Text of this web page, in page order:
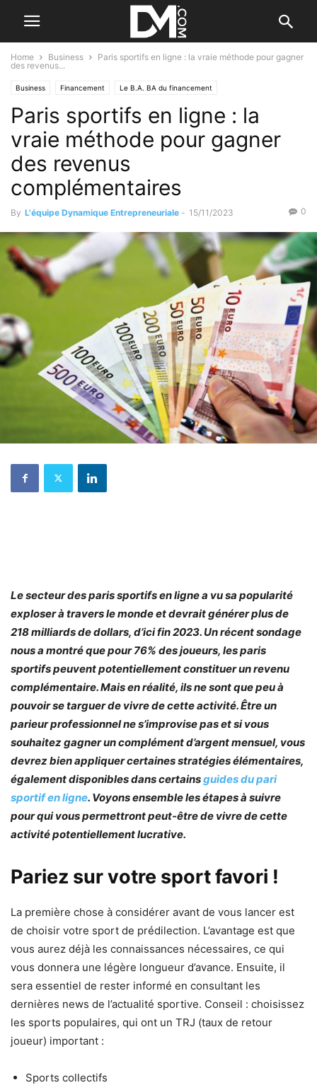
Home Business
Paris sportifs en ligne : la vraie méthode pour gagner
des revenus...
Business Financement Le B.A. BA du financement
Les plateformes de financement
Paris sportifs en ligne : la
vraie méthode pour gagner
des revenus
complémentaires
By L'équipe Dynamique Entrepreneuriale - 15/11/2023 0
Le secteur des paris sportifs en ligne a vu sa popularité
exploser à travers le monde et devrait générer plus de
218 milliards de dollars, d’ici fin 2023. Un récent sondage
nous a montré que pour 76% des joueurs, les paris
sportifs peuvent potentiellement constituer un revenu
complémentaire. Mais en réalité, ils ne sont que peu à
pouvoir se targuer de vivre de cette activité. Être un
parieur professionnel ne s’improvise pas et si vous
souhaitez gagner un complément d’argent mensuel, vous
devrez bien appliquer certaines stratégies élémentaires,
également disponibles dans certainsguides du pari
sportif en ligne. Voyons ensemble les étapes à suivre
pour qui vous permettront peut-être de vivre de cette
activité potentiellement lucrative.
Pariez sur votre sport favori !
La première chose à considérer avant de vous lancer est
de choisir votre sport de prédilection. L’avantage est que
vous aurez déjà les connaissances nécessaires, ce qui
vous donnera une légère longueur d’avance. Ensuite, il
sera essentiel de rester informé en consultant les
dernières news de l’actualité sportive. Conseil : choisissez
les sports populaires, qui ont un TRJ (taux de retour
joueur) important :
Sports collectifs